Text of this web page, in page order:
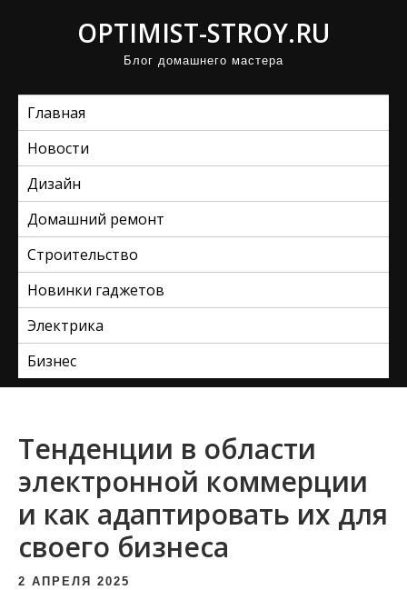
OPTIMIST-STROY.RU
Блог домашнего мастера
Главная
Новости
Дизайн
Домашний ремонт
Строительство
Новинки гаджетов
Электрика
Бизнес
Тенденции в области
электронной коммерции
и как адаптировать их для
своего бизнеса
2 АПРЕЛЯ 2025